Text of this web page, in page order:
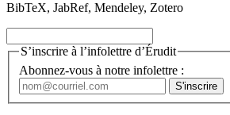
BibTeX, JabRef, Mendeley, Zotero
S’inscrire à l’infolettre d’Érudit
Abonnez-vous à notre infolettre :